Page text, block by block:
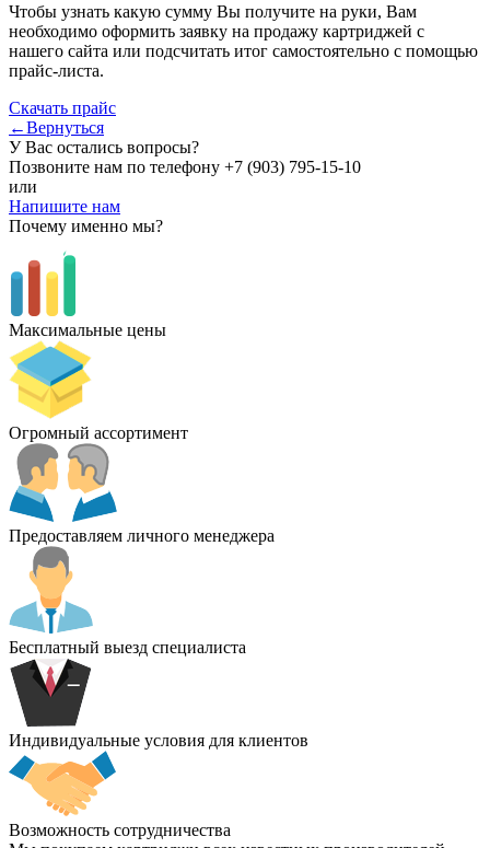
Чтобы узнать какую сумму Вы получите на руки, Вам
необходимо оформить заявку на продажу картриджей с
нашего сайта или подсчитать итог самостоятельно с помощью
прайс-листа.
Скачать прайс
←Вернуться
У Вас остались вопросы?
Позвоните нам по телефону +7 (903) 795-15-10
или
Напишите нам
Почему именно мы?
Максимальные цены
Огромный ассортимент
Предоставляем личного менеджера
Бесплатный выезд специалиста
Индивидуальные условия для клиентов
Возможность сотрудничества